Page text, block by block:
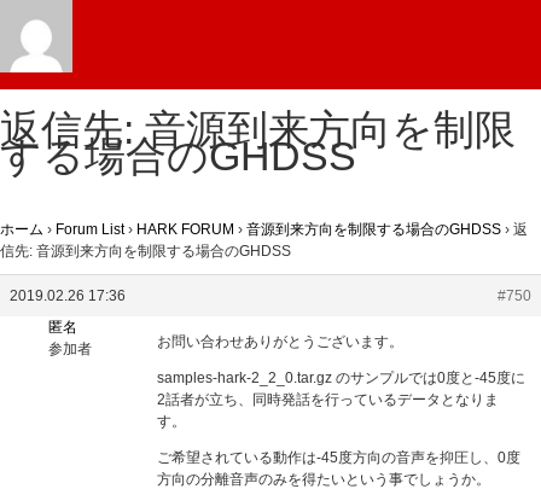
返信先: 音源到来方向を制限
する場合のGHDSS
ホーム › Forum List › HARK FORUM › 音源到来方向を制限する場合のGHDSS › 返
信先: 音源到来方向を制限する場合のGHDSS
2019.02.26 17:36
#750
匿名
参加者
お問い合わせありがとうございます。
samples-hark-2_2_0.tar.gz のサンプルでは0度と-45度に
2話者が立ち、同時発話を行っているデータとなりま
す。
ご希望されている動作は-45度方向の音声を抑圧し、0度
方向の分離音声のみを得たいという事でしょうか。